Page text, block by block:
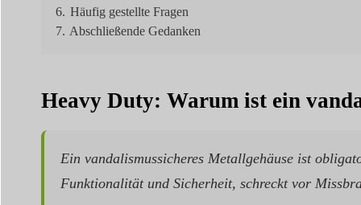
6. Häufig gestellte Fragen
7. Abschließende Gedanken
Heavy Duty: Warum ist ein
Ein vandalismussicheres Metallgehäuse ist
Funktionalität und Sicherheit, schreckt vor